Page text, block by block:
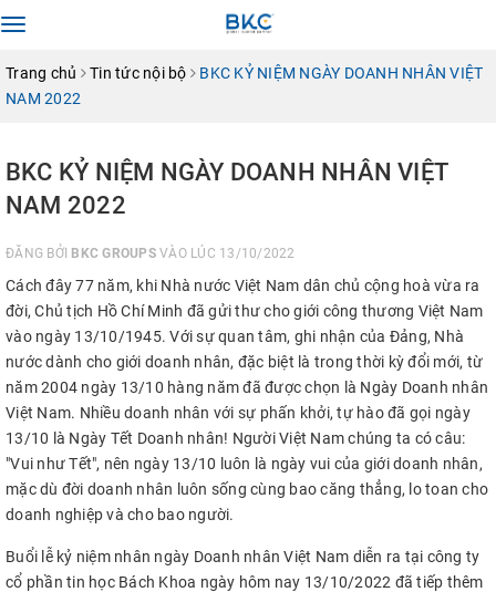
Toggle
Trang chủ
Tin tức nội bộ
BKC KỶ NIỆM NGÀY DOANH NHÂN VIỆT
NAM 2022
BKC KỶ NIỆM NGÀY DOANH NHÂN VIỆT
NAM 2022
ĐĂNG BỞI BKC GROUPSVÀO LÚC 13/10/2022
Cách đây 77 năm, khi Nhà nước Việt Nam dân chủ cộng hoà vừa ra
đời, Chủ tịch Hồ Chí Minh đã gửi thư cho giới công thương Việt Nam
vào ngày 13/10/1945. Với sự quan tâm, ghi nhận của Đảng, Nhà
nước dành cho giới doanh nhân, đặc biệt là trong thời kỳ đổi mới, từ
năm 2004 ngày 13/10 hàng năm đã được chọn là Ngày Doanh nhân
Việt Nam. Nhiều doanh nhân với sự phấn khởi, tự hào đã gọi ngày
13/10 là Ngày Tết Doanh nhân! Người Việt Nam chúng ta có câu:
"Vui như Tết", nên ngày 13/10 luôn là ngày vui của giới doanh nhân,
mặc dù đời doanh nhân luôn sống cùng bao căng thẳng, lo toan cho
doanh nghiệp và cho bao người.
Buổi lễ kỷ niệm nhân ngày Doanh nhân Việt Nam diễn ra tại công ty
cổ phần tin học Bách Khoa ngày hôm nay 13/10/2022 đã tiếp thêm